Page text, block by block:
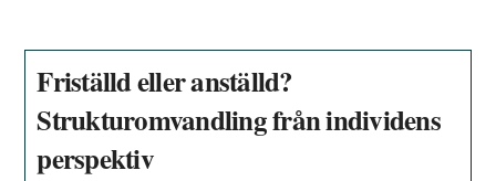
Friställd eller anställd?
Strukturomvandling från individens
perspektiv